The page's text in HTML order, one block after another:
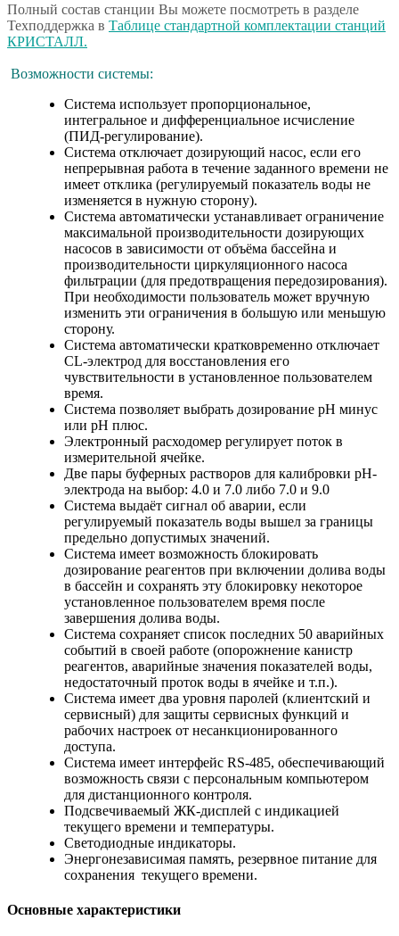
Полный состав станции Вы можете посмотреть в разделе
Техподдержка в Таблице стандартной комплектации станций
КРИСТАЛЛ.
Возможности системы:
Система использует пропорциональное,
интегральное и дифференциальное исчисление
(ПИД-регулирование).
Система отключает дозирующий насос, если его
непрерывная работа в течение заданного времени не
имеет отклика (регулируемый показатель воды не
изменяется в нужную сторону).
Система автоматически устанавливает ограничение
максимальной производительности дозирующих
насосов в зависимости от объёма бассейна и
производительности циркуляционного насоса
фильтрации (для предотвращения передозирования).
При необходимости пользователь может вручную
изменить эти ограничения в большую или меньшую
сторону.
Система автоматически кратковременно отключает
CL-электрод для восстановления его
чувствительности в установленное пользователем
время.
Система позволяет выбрать дозирование рН минус
или рН плюс.
Электронный расходомер регулирует поток в
измерительной ячейке.
Две пары буферных растворов для калибровки рН-
электрода на выбор: 4.0 и 7.0 либо 7.0 и 9.0
Система выдаёт сигнал об аварии, если
регулируемый показатель воды вышел за границы
предельно допустимых значений.
Система имеет возможность блокировать
дозирование реагентов при включении долива воды
в бассейн и сохранять эту блокировку некоторое
установленное пользователем время после
завершения долива воды.
Система сохраняет список последних 50 аварийных
событий в своей работе (опорожнение канистр
реагентов, аварийные значения показателей воды,
недостаточный проток воды в ячейке и т.п.).
Система имеет два уровня паролей (клиентский и
сервисный) для защиты сервисных функций и
рабочих настроек от несанкционированного
доступа.
Система имеет интерфейс RS-485, обеспечивающий
возможность связи с персональным компьютером
для дистанционного контроля.
Подсвечиваемый ЖК-дисплей с индикацией
текущего времени и температуры.
Светодиодные индикаторы.
Энергонезависимая память, резервное питание для
сохранения текущего времени.
Основные характеристики